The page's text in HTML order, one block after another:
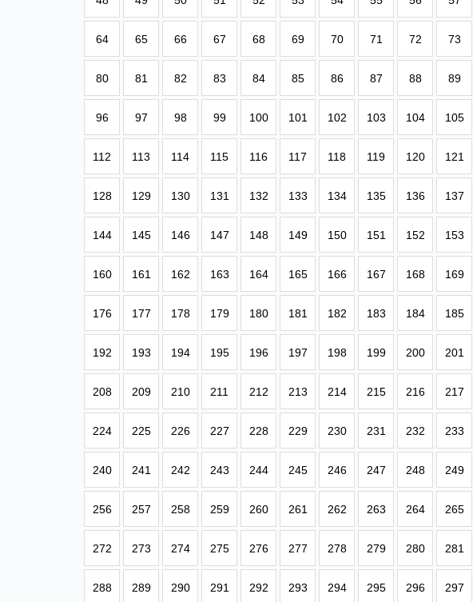
64 65 66 67 68 69 70 71 72 73
80 81 82 83 84 85 86 87 88 89
96 97 98 99 100 101 102 103 104 105
112 113 114 115 116 117 118 119 120 121
128 129 130 131 132 133 134 135 136 137
144 145 146 147 148 149 150 151 152 153
160 161 162 163 164 165 166 167 168 169
176 177 178 179 180 181 182 183 184 185
192 193 194 195 196 197 198 199 200 201
208 209 210 211 212 213 214 215 216 217
224 225 226 227 228 229 230 231 232 233
240 241 242 243 244 245 246 247 248 249
256 257 258 259 260 261 262 263 264 265
272 273 274 275 276 277 278 279 280 281
288 289 290 291 292 293 294 295 296 297